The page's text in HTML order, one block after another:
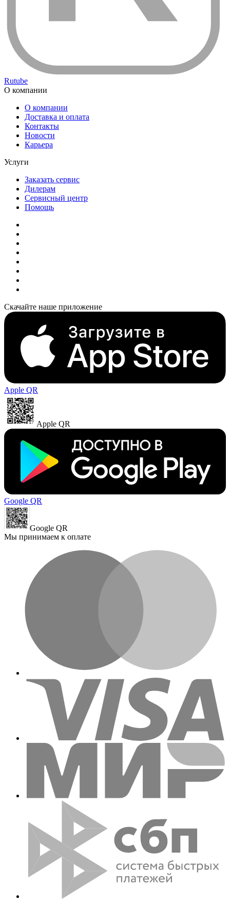
Rutube
О компании
О компании
Доставка и оплата
Контакты
Новости
Карьера
Услуги
Заказать сервис
Дилерам
Сервисный центр
Помощь
Скачайте наше приложение
Apple QR
Apple QR
Google QR
Google QR
Мы принимаем к оплате